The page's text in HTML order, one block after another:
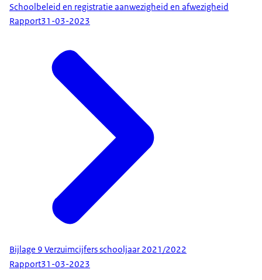
Schoolbeleid en registratie aanwezigheid en afwezigheid
Rapport31-03-2023
Bijlage 9 Verzuimcijfers schooljaar 2021/2022
Rapport31-03-2023